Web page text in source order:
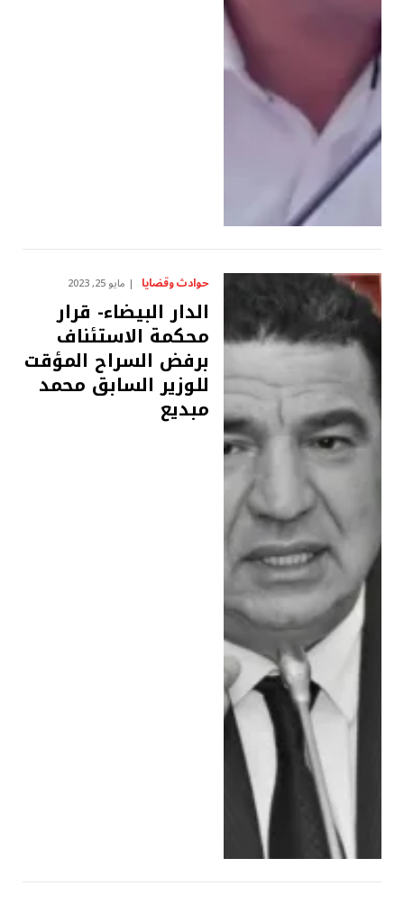
حوادث وقضايا مايو 25, 2023
الدار البيضاء- قرار
محكمة الاستئناف
برفض السراح المؤقت
للوزير السابق محمد
مبديع